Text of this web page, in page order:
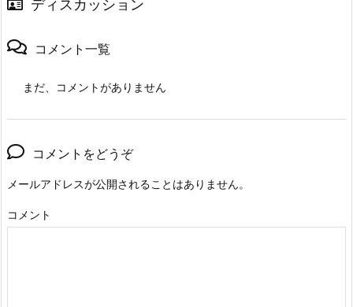
ディスカッション
コメント一覧
まだ、コメントがありません
コメントをどうぞ
メールアドレスが公開されることはありません。
コメント